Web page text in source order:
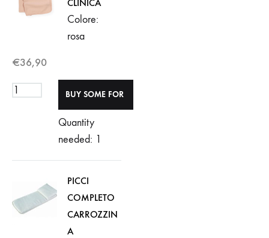
CLINICA
Colore:
rosa
€36,90
Quantity
needed: 1
PICCI
COMPLETO
CARROZZIN
A